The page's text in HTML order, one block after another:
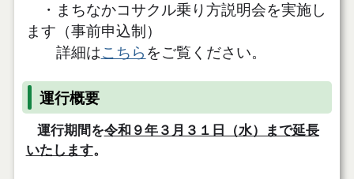
・まちなかコサクル乗り方説明会を実施し
ます（事前申込制）
詳細はこちら をご覧ください。
運行概要
運行期間を令和９年３月３１日（水）まで延長
いたします。